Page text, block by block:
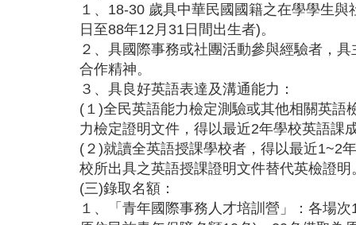
１、18-30 歲具中華民國國籍之在學學生
日至88年12月31日間出生者)。
２、具國際事務或社團活動參與經驗者，
合作精神。
３、具良好英語表達及溝通能力：
(１)全民英語能力檢定測驗或其他相關英語
力檢定證明文件，得以最近2年學校英語課
(２)就讀全英語授課學校者，得以最近1~2
校所出具之英語授課證明文件替代英檢證明
(三)錄取名額：
１、「青年國際事務人才培訓營」：各場